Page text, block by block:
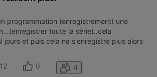
programmation (enregistrement) une
toute la série)..cela
jours et puis cela ne s'enregistre plus alors
12 0 4